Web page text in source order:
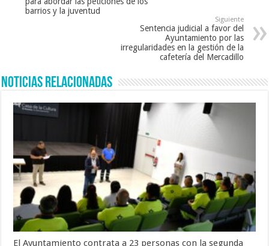
barrios y la juventud
Siguiente
Sentencia judicial a favor del
Ayuntamiento por las
irregularidades en la gestión de la
cafetería del Mercadillo
Noticias Relacionadas
El Ayuntamiento contrata a 23 personas con la segunda